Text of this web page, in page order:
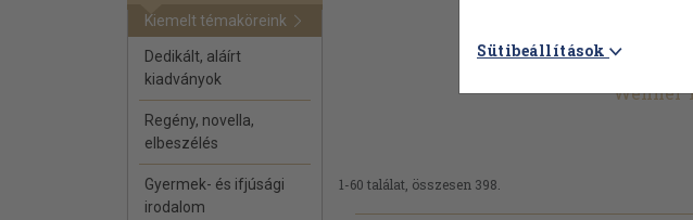
Kiemelt témaköreink
Dedikált, aláírt
kiadványok
Regény, novella,
elbeszélés
Gyermek- és ifjúsági
irodalom
Wehner
1-60 találat, összesen 398.
Sütibeállítások